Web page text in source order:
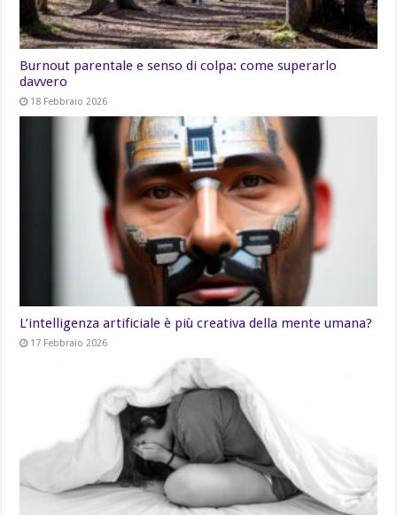
Burnout parentale e senso di colpa: come superarlo
davvero
18 Febbraio 2026
L’intelligenza artificiale è più creativa della mente umana?
17 Febbraio 2026